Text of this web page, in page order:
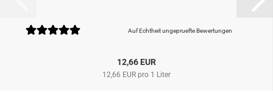
Auf Echtheit ungepruefte Bewertungen
12,66 EUR
12,66 EUR pro 1 Liter